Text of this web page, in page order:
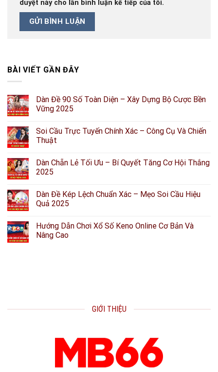
BÀI VIẾT GẦN ĐÂY
Dàn Đề 90 Số Toàn Diện – Xây Dựng Bộ Cược Bền
Vững 2025
Soi Cầu Trực Tuyến Chính Xác – Công Cụ Và Chiến
Thuật
Dàn Chẵn Lẻ Tối Ưu – Bí Quyết Tăng Cơ Hội Thắng
2025
Dàn Đề Kép Lệch Chuẩn Xác – Mẹo Soi Cầu Hiệu
Quả 2025
Hướng Dẫn Chơi Xổ Số Keno Online Cơ Bản Và
Nâng Cao
duyệt này cho lần bình luận kế tiếp của tôi.
GIỚI THIỆU